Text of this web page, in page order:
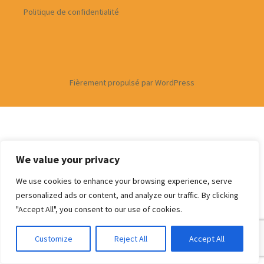
We value your privacy
We use cookies to enhance your browsing experience, serve
personalized ads or content, and analyze our traffic. By clicking
"Accept All", you consent to our use of cookies.
Customize Reject All Accept All
Politique de confidentialité
Fièrement propulsé par WordPress